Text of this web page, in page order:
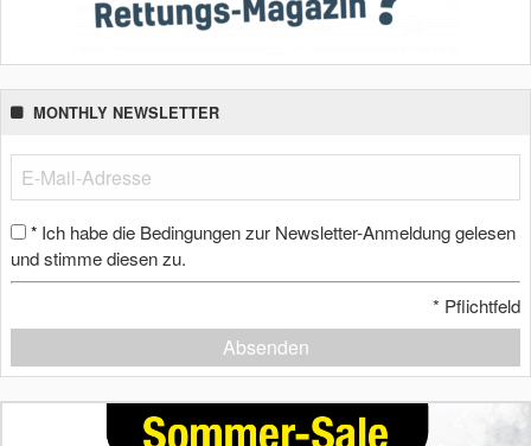
MONTHLY NEWSLETTER
* Ich habe die Bedingungen zur Newsletter-Anmeldung gelesen
und stimme diesen zu.
* Pflichtfeld
Absenden